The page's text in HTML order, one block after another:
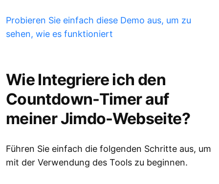
Probieren Sie einfach diese Demo aus, um zu
sehen, wie es funktioniert
Wie Integriere ich den
Countdown-Timer auf
meiner Jimdo-Webseite?
Führen Sie einfach die folgenden Schritte aus, um
mit der Verwendung des Tools zu beginnen.